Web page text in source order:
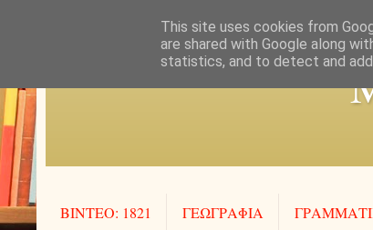
ΒΙΝΤΕΟ: 1821 ΓΕΩΓΡΑΦΙΑ
This site uses cookies from
are shared with Google along
statistics, and to detect and